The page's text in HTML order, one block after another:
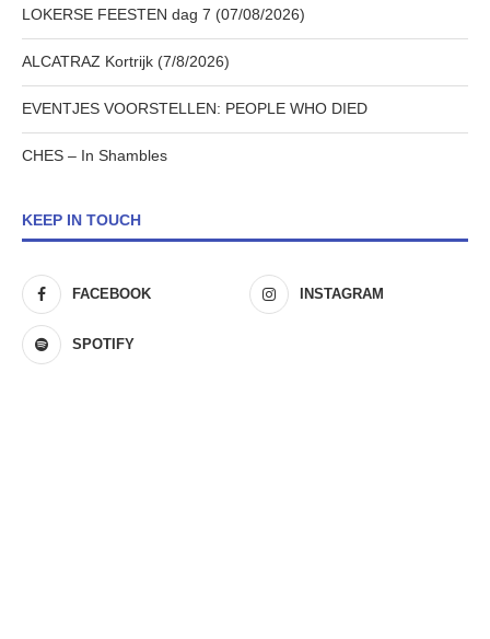
LOKERSE FEESTEN dag 7 (07/08/2026)
ALCATRAZ Kortrijk (7/8/2026)
EVENTJES VOORSTELLEN: PEOPLE WHO DIED
CHES – In Shambles
KEEP IN TOUCH
FACEBOOK INSTAGRAM
SPOTIFY